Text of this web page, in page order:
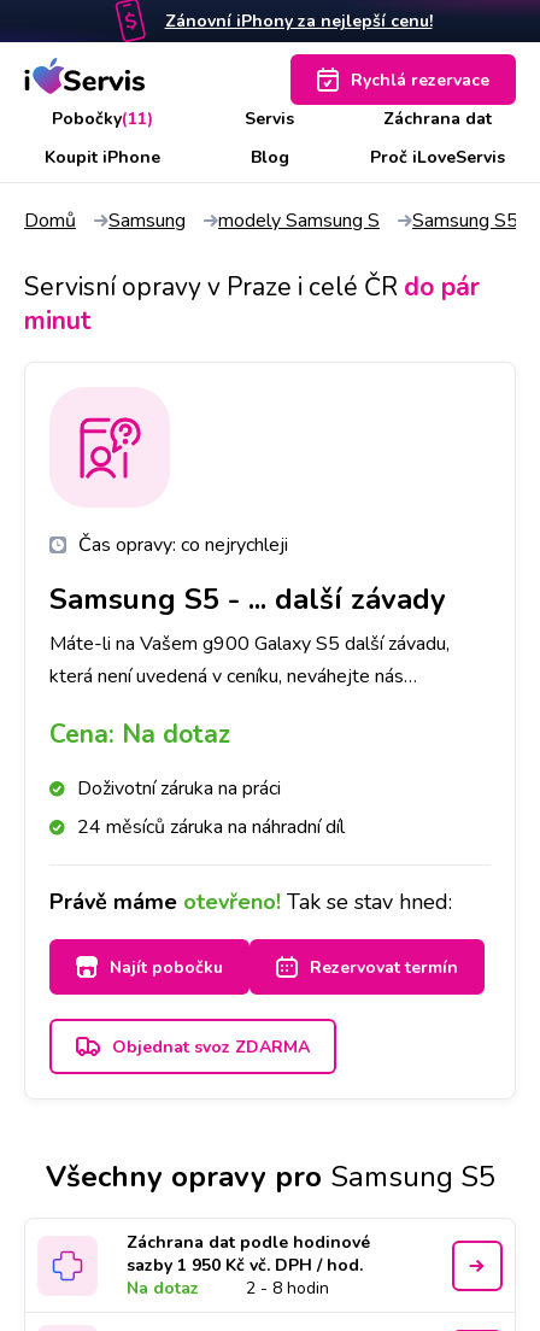
Zánovní iPhony za nejlepší cenu!
Pobočky(11) Servis
Záchrana dat
Koupit iPhone
Blog Proč iLoveServis
Rychlá rezervace
Domů Samsung modely Samsung S Samsung S5
Servisní opravy v Praze i celé ČR do pár
minut
Čas opravy: co nejrychleji
Samsung S5 - ... další závady
Máte-li na Vašem g900 Galaxy S5 další závadu,
která není uvedená v ceníku, neváhejte nás
Cena: Na dotaz
Doživotní záruka na práci
24 měsíců záruka na náhradní díl
Právě máme otevřeno! Tak se stav hned:
Najít pobočku Rezervovat termín
Objednat svoz ZDARMA
Všechny opravy pro Samsung S5
Záchrana dat podle hodinové
sazby 1 950 Kč vč. DPH / hod.
Na dotaz
2 - 8 hodin